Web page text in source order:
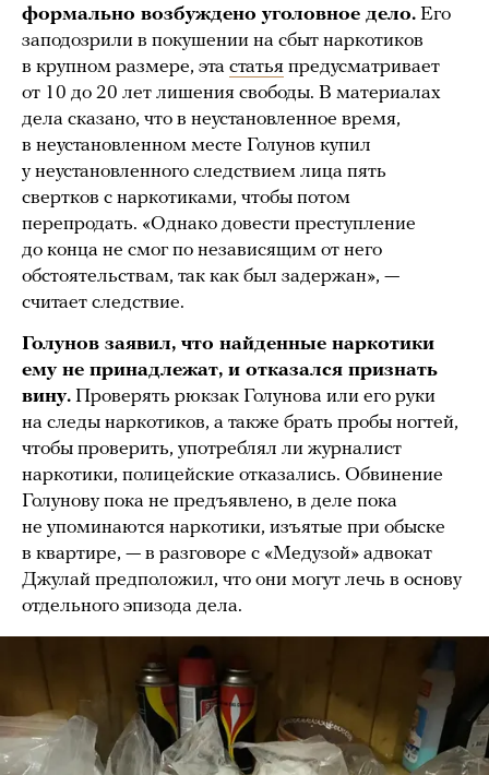
формально возбуждено уголовное дело. Его
заподозрили в покушении на сбыт наркотиков
в крупном размере, эта статья предусматривает
от 10 до 20 лет лишения свободы. В материалах
дела сказано, что в неустановленное время,
в неустановленном месте Голунов купил
у неустановленного следствием лица пять
свертков с наркотиками, чтобы потом
перепродать. «Однако довести преступление
до конца не смог по независящим от него
обстоятельствам, так как был задержан», —
считает следствие.
Голунов заявил, что найденные наркотики
ему не принадлежат, и отказался признать
вину. Проверять рюкзак Голунова или его руки
на следы наркотиков, а также брать пробы ногтей,
чтобы проверить, употреблял ли журналист
наркотики, полицейские отказались. Обвинение
Голунову пока не предъявлено, в деле пока
не упоминаются наркотики, изъятые при обыске
в квартире, — в разговоре с «Медузой» адвокат
Джулай предположил, что они могут лечь в основу
отдельного эпизода дела.